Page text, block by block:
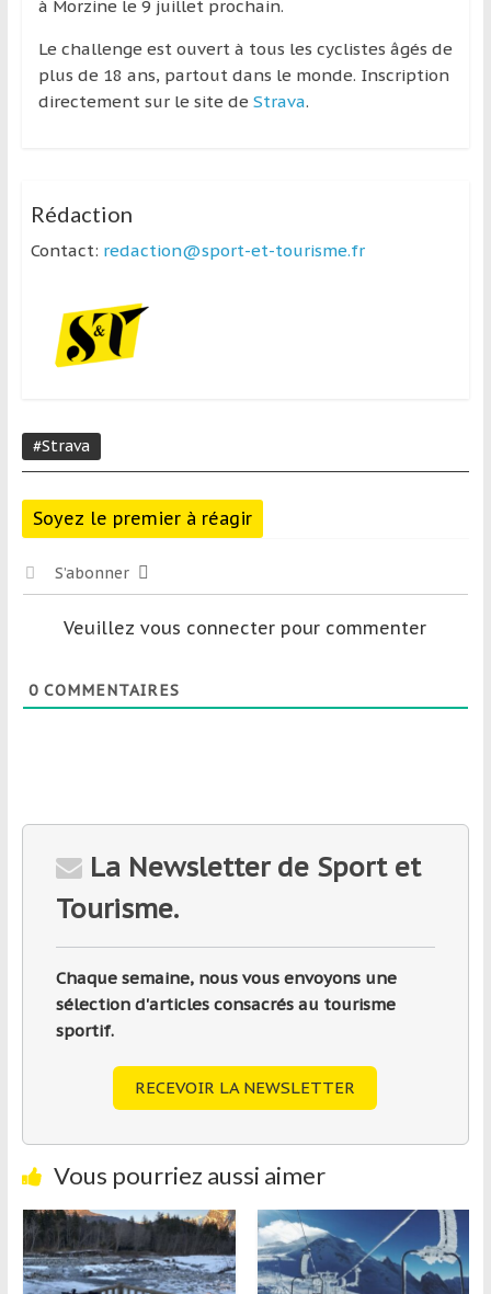
à Morzine le 9 juillet prochain.
Le challenge est ouvert à tous les cyclistes âgés de
plus de 18 ans, partout dans le monde. Inscription
directement sur le site de Strava.
Rédaction
Contact: redaction@sport-et-tourisme.fr
#Strava
Soyez le premier à réagir
S’abonner
Veuillez vous connecter pour commenter
0COMMENTAIRES
La Newsletter de Sport et
Tourisme.
Chaque semaine, nous vous envoyons une
sélection d'articles consacrés au tourisme
sportif.
RECEVOIR LA NEWSLETTER
Vous pourriez aussi aimer